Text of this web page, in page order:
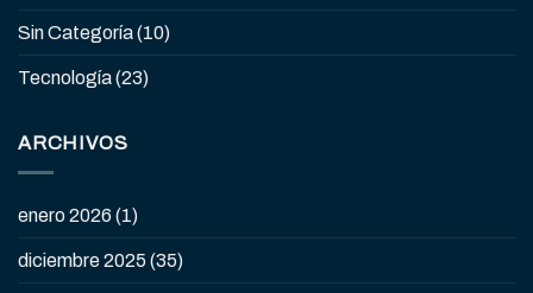
Sin Categoría(10)
Tecnología(23)
ARCHIVOS
enero 2026 (1)
diciembre 2025 (35)